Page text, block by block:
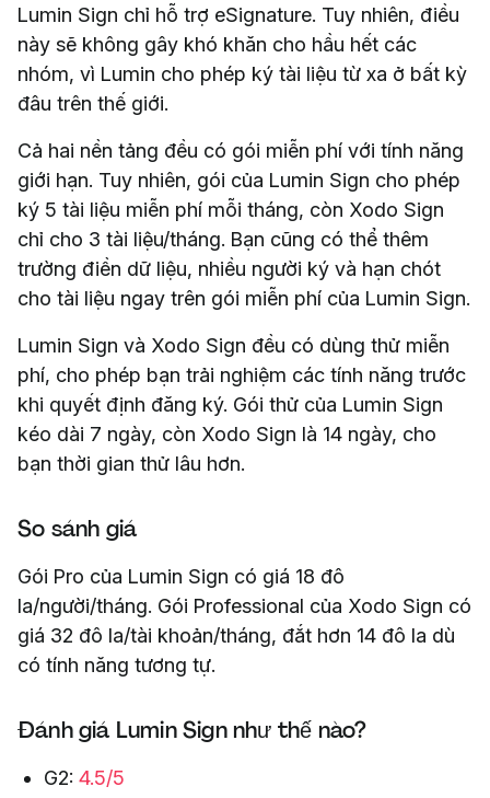
Lumin Sign chỉ hỗ trợ eSignature. Tuy nhiên, điều
này sẽ không gây khó khăn cho hầu hết các
nhóm, vì Lumin cho phép ký tài liệu từ xa ở bất kỳ
đâu trên thế giới.
Cả hai nền tảng đều có gói miễn phí với tính năng
giới hạn. Tuy nhiên, gói của Lumin Sign cho phép
ký 5 tài liệu miễn phí mỗi tháng, còn Xodo Sign
chỉ cho 3 tài liệu/tháng. Bạn cũng có thể thêm
trường điền dữ liệu, nhiều người ký và hạn chót
cho tài liệu ngay trên gói miễn phí của Lumin Sign.
Lumin Sign và Xodo Sign đều có dùng thử miễn
phí, cho phép bạn trải nghiệm các tính năng trước
khi quyết định đăng ký. Gói thử của Lumin Sign
kéo dài 7 ngày, còn Xodo Sign là 14 ngày, cho
bạn thời gian thử lâu hơn.
So sánh giá
Gói Pro của Lumin Sign có giá 18 đô
la/người/tháng. Gói Professional của Xodo Sign có
giá 32 đô la/tài khoản/tháng, đắt hơn 14 đô la dù
có tính năng tương tự.
Đánh giá Lumin Sign như thế nào?
G2: 4.5/5